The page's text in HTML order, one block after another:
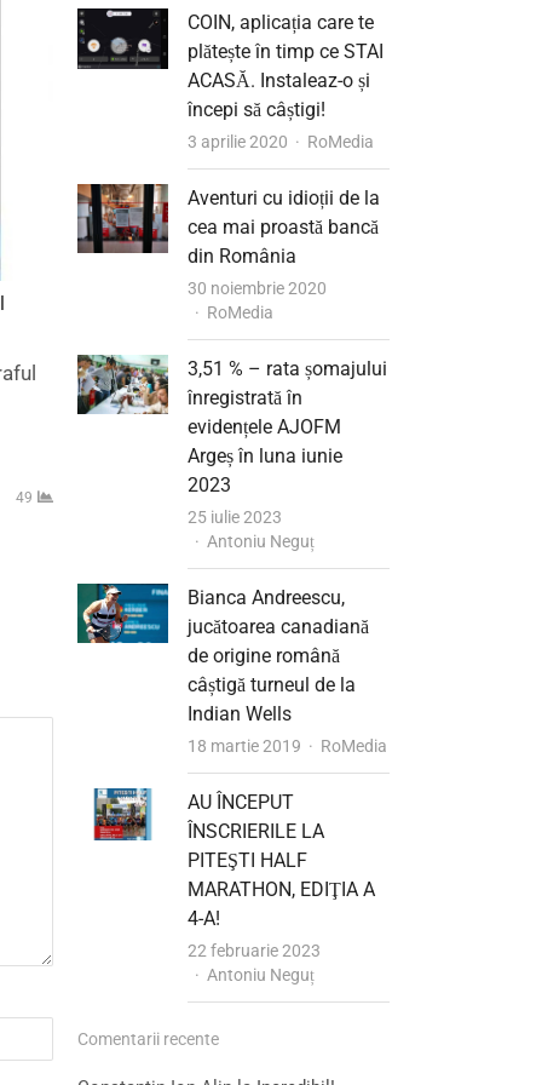
49
COIN, aplicația care te
plătește în timp ce STAI
ACASĂ. Instaleaz-o și
începi să câștigi!
3 aprilie 2020 Author
RoMedia
Aventuri cu idioții de la
cea mai proastă bancă
din România
30 noiembrie 2020
Author
RoMedia
3,51 % – rata șomajului
înregistrată în
evidențele AJOFM
Argeș în luna iunie
2023
25 iulie 2023
Author
Antoniu Neguț
Bianca Andreescu,
jucătoarea canadiană
de origine română
câștigă turneul de la
Indian Wells
18 martie 2019 Author
RoMedia
AU ÎNCEPUT
ÎNSCRIERILE LA
PITEŞTI HALF
MARATHON, EDIŢIA A
4-A!
22 februarie 2023
Author
Antoniu Neguț
Comentarii recente